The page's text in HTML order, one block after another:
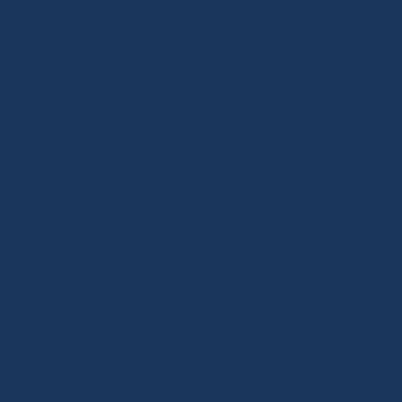
W dniach 7 - 14 września 2010 r. odbędzie się w
Celem konferencji jest prezentacja metod
ubezpieczeniach, finansach, bankowości, kolejnictwie,
Uczestnicy konferencji mają możliwość